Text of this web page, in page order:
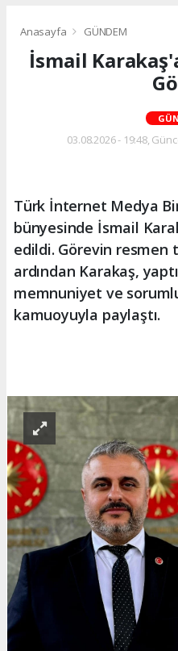
Anasayfa GÜNDEM
İsmail
03.08.2026 - 19:48,
Türk İnternet Medya
bünyesinde İsmail
edildi. Görevin resmen
ardından Karakaş,
memnuniyet ve
kamuoyuyla paylaştı.